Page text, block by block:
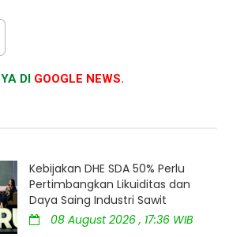
DI GOOGLE NEWS.
Kebijakan DHE SDA 50% Perlu
Pertimbangkan Likuiditas dan
Daya Saing Industri Sawit
08 August 2026 , 17:36 WIB